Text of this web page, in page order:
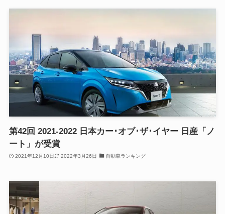
第42回 2021-2022 日本カー･オブ･ザ･イヤー 日産「ノ
ート」が受賞
2021年12月10日 2022年3月26日 自動車ランキング